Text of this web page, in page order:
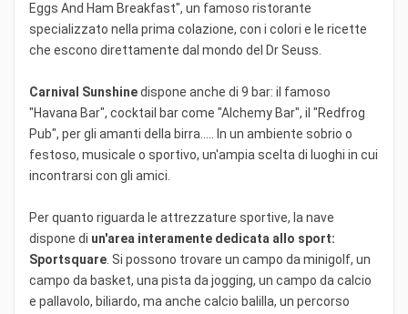
Eggs And Ham Breakfast", un famoso ristorante
specializzato nella prima colazione, con i colori e le ricette
che escono direttamente dal mondo del Dr Seuss.
Carnival Sunshinedispone anche di 9 bar: il famoso
"Havana Bar", cocktail bar come "Alchemy Bar", il "Redfrog
Pub", per gli amanti della birra..... In un ambiente sobrio o
festoso, musicale o sportivo, un'ampia scelta di luoghi in cui
incontrarsi con gli amici.
Per quanto riguarda le attrezzature sportive, la nave
dispone di un'area interamente dedicata allo sport:
Sportsquare. Si possono trovare un campo da minigolf, un
campo da basket, una pista da jogging, un campo da calcio
e pallavolo, biliardo, ma anche calcio balilla, un percorso